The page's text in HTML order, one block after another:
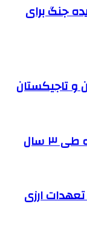
جنگ برای
و تاجیکستان
ارزی